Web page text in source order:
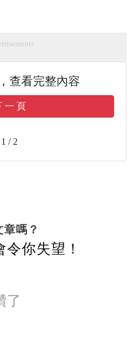
查看完整內容
一 頁
1 / 2
嗎？
你失望！
了